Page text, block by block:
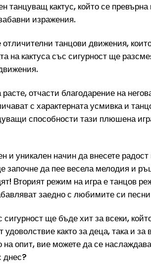
танцуващ кактус, който се
изражения.
отличителни танцови движения,
на кактуса със сигурност ще
отчасти благодарение на
с характерната усмивка и
способности тази плюшена
уникален начин да внесете
започне да пее весела мелодия и
Вторият режим на игра е танцов
заедно с любимите си
ще бъде хит за всеки,
както за деца, така и
опит, вие можете да се
днес?